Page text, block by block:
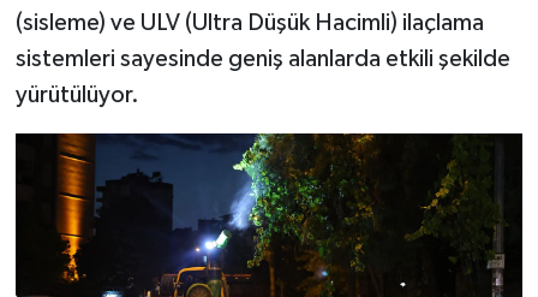
(sisleme) ve ULV (Ultra Düşük Hacimli) ilaçlama
sistemleri sayesinde geniş alanlarda etkili şekilde
yürütülüyor.